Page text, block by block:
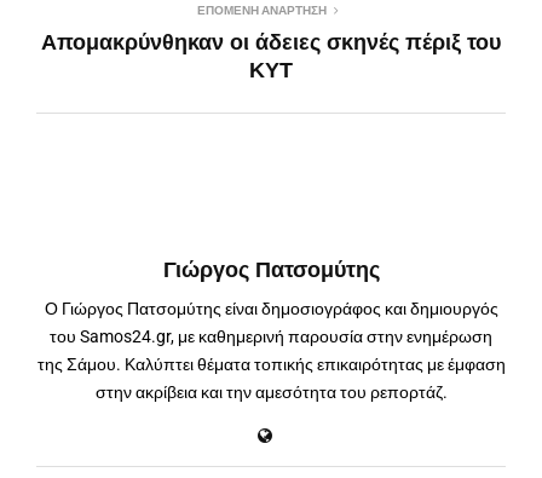
ΕΠΌΜΕΝΗ ΑΝΆΡΤΗΣΗ
Απομακρύνθηκαν οι άδειες σκηνές πέριξ του
ΚΥΤ
Γιώργος Πατσομύτης
Ο Γιώργος Πατσομύτης είναι δημοσιογράφος και δημιουργός
του Samos24.gr, με καθημερινή παρουσία στην ενημέρωση
της Σάμου. Καλύπτει θέματα τοπικής επικαιρότητας με έμφαση
στην ακρίβεια και την αμεσότητα του ρεπορτάζ.